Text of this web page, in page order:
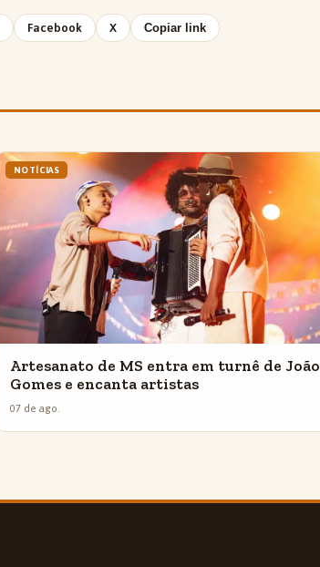
Facebook X Copiar link
NOTÍCIAS
Artesanato de MS entra em turnê de João
Gomes e encanta artistas
07 de ago.